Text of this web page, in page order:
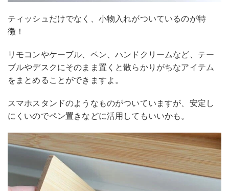
ティッシュだけでなく、小物入れがついているのが特
徴！
リモコンやケーブル、ペン、ハンドクリームなど、テー
ブルやデスクにそのまま置くと散らかりがちなアイテム
をまとめることができますよ。
スマホスタンドのようなものがついていますが、安定し
にくいのでペン置きなどに活用してもいいかも。